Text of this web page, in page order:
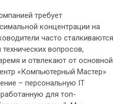
требует
концентрации на
часто сталкиваются
вопросов,
и отвлекают от основной
«Компьютерный Мастер»
– персональную IT
для топ-